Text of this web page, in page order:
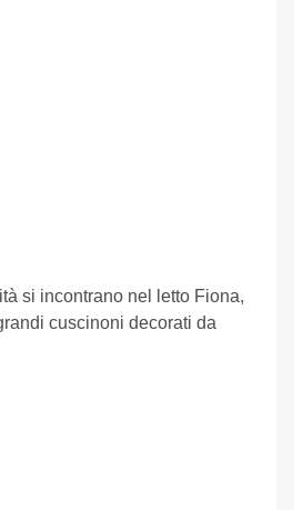
si incontrano nel letto Fiona,
cuscinoni decorati da